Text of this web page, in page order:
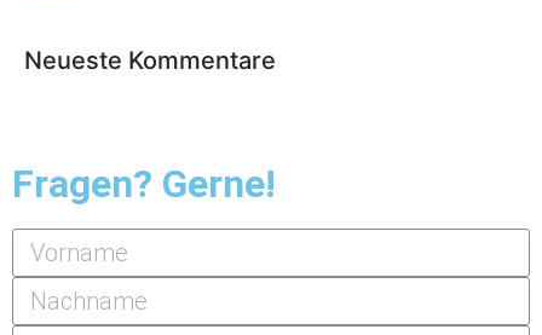
Neueste Kommentare
Fragen? Gerne!